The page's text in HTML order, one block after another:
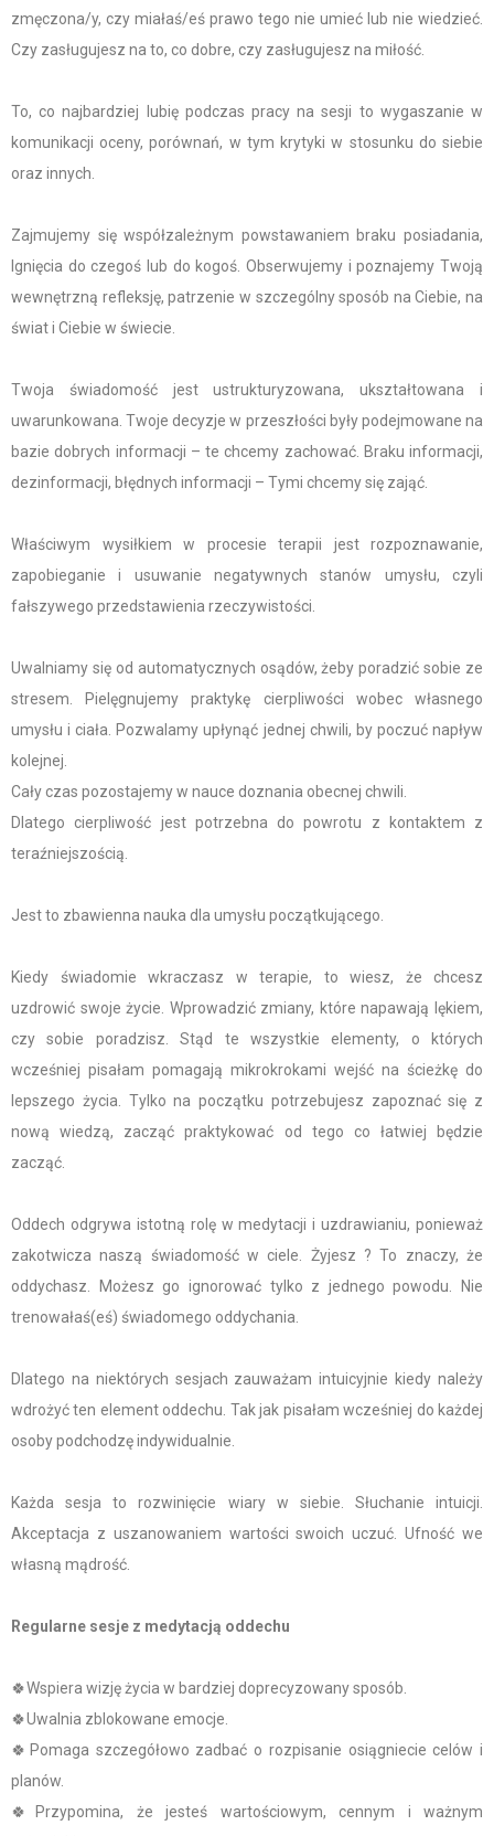
zmęczona/y, czy miałaś/eś prawo tego nie umieć lub nie wiedzieć.
Czy zasługujesz na to, co dobre, czy zasługujesz na miłość.
To, co najbardziej lubię podczas pracy na sesji to wygaszanie w
komunikacji oceny, porównań, w tym krytyki w stosunku do siebie
oraz innych.
Zajmujemy się współzależnym powstawaniem braku posiadania,
lgnięcia do czegoś lub do kogoś. Obserwujemy i poznajemy Twoją
wewnętrzną refleksję, patrzenie w szczególny sposób na Ciebie, na
świat i Ciebie w świecie.
Twoja świadomość jest ustrukturyzowana, ukształtowana i
uwarunkowana. Twoje decyzje w przeszłości były podejmowane na
bazie dobrych informacji – te chcemy zachować. Braku informacji,
dezinformacji, błędnych informacji – Tymi chcemy się zająć.
Właściwym wysiłkiem w procesie terapii jest rozpoznawanie,
zapobieganie i usuwanie negatywnych stanów umysłu, czyli
fałszywego przedstawienia rzeczywistości.
Uwalniamy się od automatycznych osądów, żeby poradzić sobie ze
stresem. Pielęgnujemy praktykę cierpliwości wobec własnego
umysłu i ciała. Pozwalamy upłynąć jednej chwili, by poczuć napływ
kolejnej.
Cały czas pozostajemy w nauce doznania obecnej chwili.
Dlatego cierpliwość jest potrzebna do powrotu z kontaktem z
teraźniejszością.
Jest to zbawienna nauka dla umysłu początkującego.
Kiedy świadomie wkraczasz w terapie, to wiesz, że chcesz
uzdrowić swoje życie. Wprowadzić zmiany, które napawają lękiem,
czy sobie poradzisz. Stąd te wszystkie elementy, o których
wcześniej pisałam pomagają mikrokrokami wejść na ścieżkę do
lepszego życia. Tylko na początku potrzebujesz zapoznać się z
nową wiedzą, zacząć praktykować od tego co łatwiej będzie
zacząć.
Oddech odgrywa istotną rolę w medytacji i uzdrawianiu, ponieważ
zakotwicza naszą świadomość w ciele. Żyjesz ? To znaczy, że
oddychasz. Możesz go ignorować tylko z jednego powodu. Nie
trenowałaś(eś) świadomego oddychania.
Dlatego na niektórych sesjach zauważam intuicyjnie kiedy należy
wdrożyć ten element oddechu. Tak jak pisałam wcześniej do każdej
osoby podchodzę indywidualnie.
Każda sesja to rozwinięcie wiary w siebie. Słuchanie intuicji.
Akceptacja z uszanowaniem wartości swoich uczuć. Ufność we
własną mądrość.
Regularne sesje z medytacją oddechu
🍀Wspiera wizję życia w bardziej doprecyzowany sposób.
🍀Uwalnia zblokowane emocje.
🍀Pomaga szczegółowo zadbać o rozpisanie osiągniecie celów i
planów.
🍀Przypomina, że jesteś wartościowym, cennym i ważnym